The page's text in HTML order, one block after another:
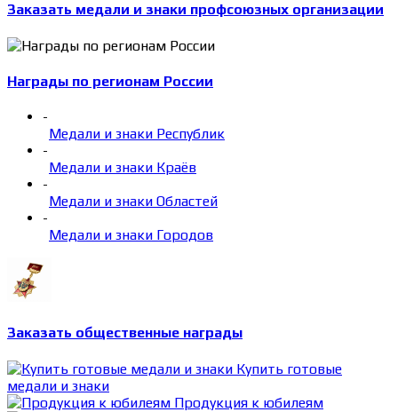
Заказать медали и знаки профсоюзных организации
Награды по регионам России
-
Медали и знаки Республик
-
Медали и знаки Краёв
-
Медали и знаки Областей
-
Медали и знаки Городов
Заказать общественные награды
Купить готовые
медали и знаки
Продукция к юбилеям